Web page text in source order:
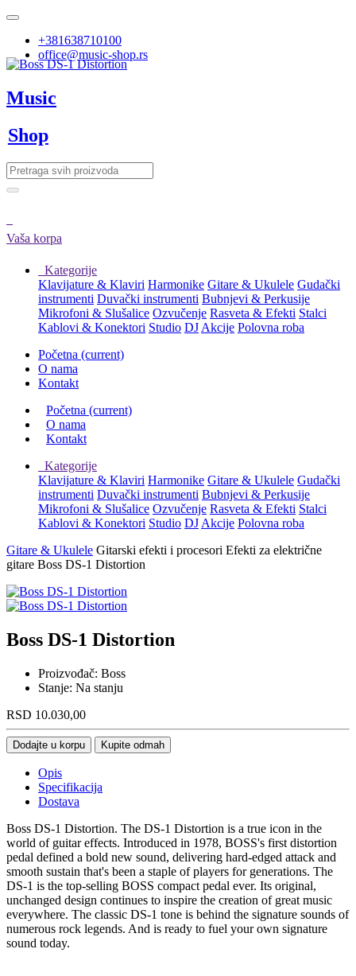
+381638710100
office@music-shop.rs
Music
Shop
Vaša korpa
Kategorije
Klavijature & Klaviri Harmonike Gitare & Ukulele Gudački
instrumenti Duvački instrumenti Bubnjevi & Perkusije
Mikrofoni & Slušalice Ozvučenje Rasveta & Efekti Stalci
Kablovi & Konektori Studio DJ Akcije Polovna roba
Početna (current)
O nama
Kontakt
Početna (current)
O nama
Kontakt
Kategorije
Klavijature & Klaviri Harmonike Gitare & Ukulele Gudački
instrumenti Duvački instrumenti Bubnjevi & Perkusije
Mikrofoni & Slušalice Ozvučenje Rasveta & Efekti Stalci
Kablovi & Konektori Studio DJ Akcije Polovna roba
Gitare & Ukulele Gitarski efekti i procesori Efekti za električne
gitare Boss DS-1 Distortion
Boss DS-1 Distortion
Proizvođač: Boss
Stanje: Na stanju
RSD 10.030,00
Dodajte u korpu Kupite odmah
Opis
Specifikacija
Dostava
Boss DS-1 Distortion. The DS-1 Distortion is a true icon in the
world of guitar effects. Introduced in 1978, BOSS's first distortion
pedal defined a bold new sound, delivering hard-edged attack and
smooth sustain that's been a staple of players for generations. The
DS-1 is the top-selling BOSS compact pedal ever. Its original,
unchanged design continues to inspire the creation of great music
everywhere. The classic DS-1 tone is behind the signature sounds of
numerous rock legends. And is ready to fuel your own signature
sound today.